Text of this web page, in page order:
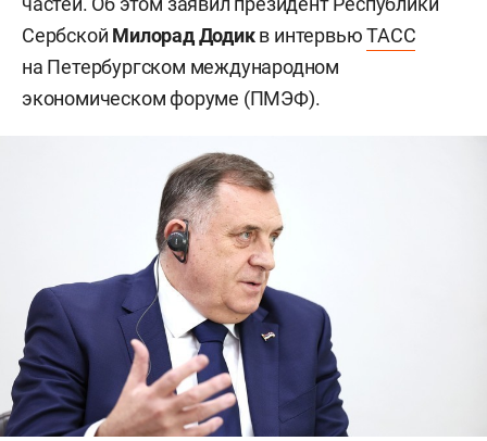
Сербской Милорад Додикв интервьюТАСС
на Петербургском международном
экономическом форуме (ПМЭФ).